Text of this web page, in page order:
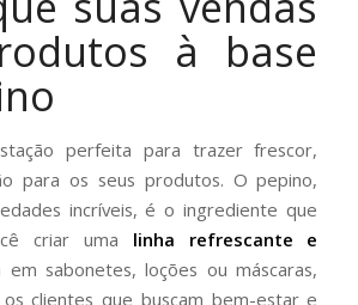
à base
perfeita para trazer frescor,
para os seus produtos. O pepino,
incríveis, é o ingrediente que
criar uma linha refrescante e
em sabonetes, loções ou máscaras,
clientes que buscam bem-estar e